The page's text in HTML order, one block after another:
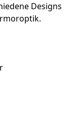
Designs